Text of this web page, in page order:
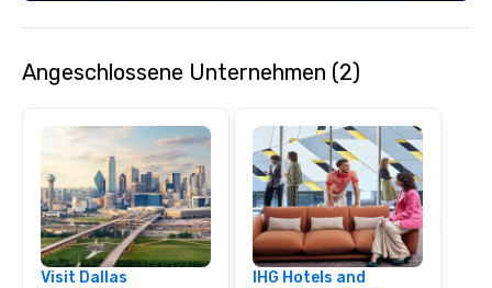
Angeschlossene Unternehmen (2)
Visit Dallas
IHG Hotels and